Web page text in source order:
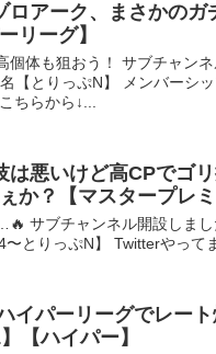
ロアーク、まさかの
リーグ】
個体も狙おう！ サブチャン
【とりっぷN】 メンバーシ
ちらから↓...
は悪いけど高CPでゴ
か？【マスタープレミ
サブチャンネル開設しま
とりっぷN】 Twitterやって
イパーリーグでレー
【ハイパー】